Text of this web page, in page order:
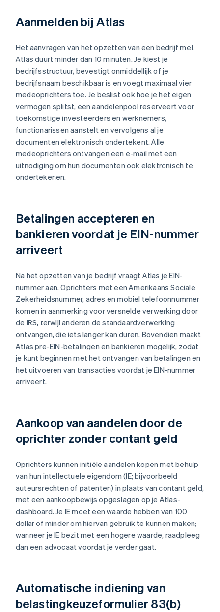
Aanmelden bij Atlas
Het aanvragen van het opzetten van een bedrijf met
Atlas duurt minder dan 10 minuten. Je kiest je
bedrijfsstructuur, bevestigt onmiddellijk of je
bedrijfsnaam beschikbaar is en voegt maximaal vier
medeoprichters toe. Je beslist ook hoe je het eigen
vermogen splitst, een aandelenpool reserveert voor
toekomstige investeerders en werknemers,
functionarissen aanstelt en vervolgens al je
documenten elektronisch ondertekent. Alle
medeoprichters ontvangen een e-mail met een
uitnodiging om hun documenten ook elektronisch te
ondertekenen.
Betalingen accepteren en
bankieren voordat je EIN-nummer
arriveert
Na het opzetten van je bedrijf vraagt Atlas je EIN-
nummer aan. Oprichters met een Amerikaans Sociale
Zekerheidsnummer, adres en mobiel telefoonnummer
komen in aanmerking voor versnelde verwerking door
de IRS, terwijl anderen de standaardverwerking
ontvangen, die iets langer kan duren. Bovendien maakt
Atlas pre-EIN-betalingen en bankieren mogelijk, zodat
je kunt beginnen met het ontvangen van betalingen en
het uitvoeren van transacties voordat je EIN-nummer
arriveert.
Aankoop van aandelen door de
oprichter zonder contant geld
Oprichters kunnen initiële aandelen kopen met behulp
van hun intellectuele eigendom (IE; bijvoorbeeld
auteursrechten of patenten) in plaats van contant geld,
met een aankoopbewijs opgeslagen op je Atlas-
dashboard. Je IE moet een waarde hebben van 100
dollar of minder om hiervan gebruik te kunnen maken;
wanneer je IE bezit met een hogere waarde, raadpleeg
dan een advocaat voordat je verder gaat.
Automatische indiening van
belastingkeuzeformulier 83(b)